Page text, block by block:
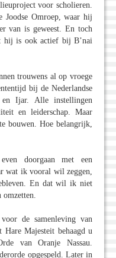
voor scholieren.
Joodse Omroep, waar hij
van is geweest. En toch
hij is ook actief bij B’nai
trouwens al op vroege
bij de Nederlandse
en Ijar. Alle instellingen
en leiderschap. Maar
bouwen. Hoe belangrijk,
doorgaan met een
wat ik vooral wil zeggen,
En dat wil ik niet
de samenleving van
Hare Majesteit behaagd u
van Oranje Nassau.
opgespeld. Later in